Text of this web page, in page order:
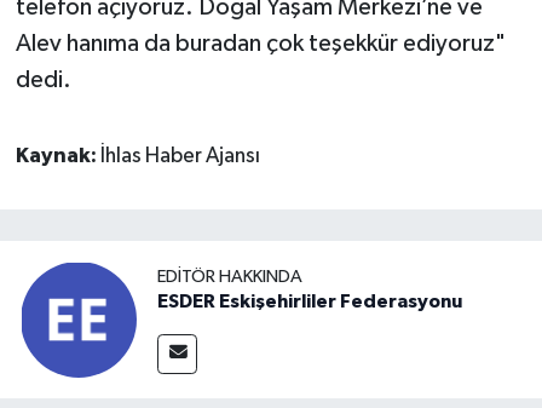
telefon açıyoruz. Doğal Yaşam Merkezi’ne ve
Alev hanıma da buradan çok teşekkür ediyoruz"
dedi.
Kaynak: İhlas Haber Ajansı
EDITÖR HAKKINDA
ESDER Eskişehirliler Federasyonu